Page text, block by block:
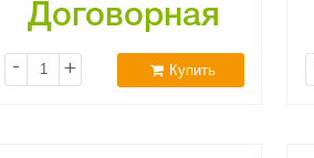
Договорная
- + Купить